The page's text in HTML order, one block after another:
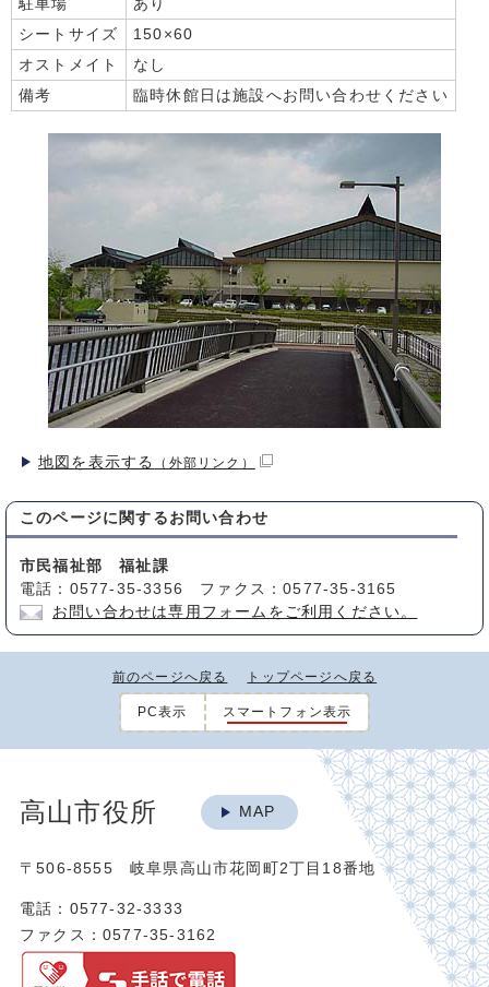
駐車場
あり
シートサイズ
150×60
オストメイト
なし
備考
臨時休館日は施設へお問い合わせください
地図を表示する （外部リンク）
このページに関する お問い合わせ
市民福祉部 福祉課
電話：0577-35-3356 ファクス：0577-35-3165
お問い合わせは専用フォームをご利用ください。
前のページへ戻る トップページへ戻る
PC表示 スマートフォン表示
高山市役所 MAP
〒506-8555 岐阜県高山市花岡町2丁目18番地
電話：0577-32-3333
ファクス：0577-35-3162